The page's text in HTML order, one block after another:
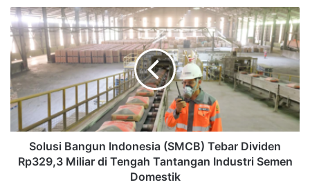
Solusi
Bangun
Indonesia
(SMCB)
Tebar
Dividen
Rp329,3
di
Tengah
Tantangan
Solusi Bangun Indonesia (SMCB) Tebar Dividen
Rp329,3 Miliar di Tengah Tantangan Industri Semen
Domestik